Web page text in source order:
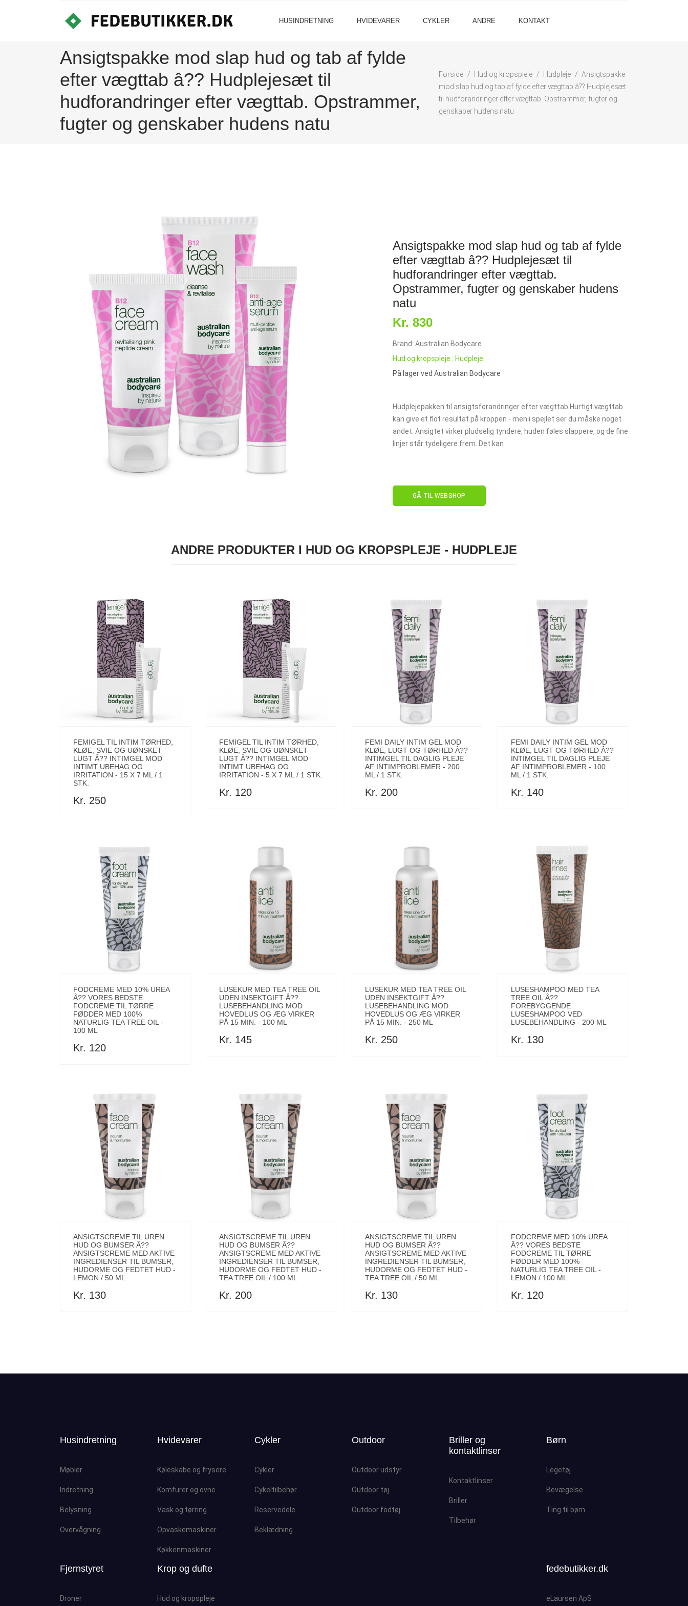
HUSINDRETNING HVIDEVARER CYKLER ANDRE KONTAKT
Ansigtspakke mod slap hud og tab af fylde
efter vægttab â?? Hudplejesæt til
hudforandringer efter vægttab. Opstrammer,
fugter og genskaber hudens natu
Forside Hud og kropspleje Hudpleje
Ansigtspakke
mod slap hud og tab af fylde efter vægttab â?? Hudplejesæt
til hudforandringer efter vægttab. Opstrammer, fugter og
genskaber hudens natu
Ansigtspakke mod slap hud og tab af fylde
efter vægttab â?? Hudplejesæt til
hudforandringer efter vægttab.
Opstrammer, fugter og genskaber hudens
natu
Kr. 830
Brand: Australian Bodycare
Hud og kropspleje : Hudpleje
På lager ved Australian Bodycare
Hudplejepakken til ansigtsforandringer efter vægttab Hurtigt vægttab
kan give et flot resultat på kroppen - men i spejlet ser du måske noget
andet. Ansigtet virker pludselig tyndere, huden føles slappere, og de fine
linjer står tydeligere frem. Det kan
GÅ TIL WEBSHOP
ANDRE PRODUKTER I HUD OG KROPSPLEJE - HUDPLEJE
FEMIGEL TIL INTIM TØRHED,
KLØE, SVIE OG UØNSKET
LUGT Â?? INTIMGEL MOD
INTIMT UBEHAG OG
IRRITATION - 15 X 7 ML / 1
STK.
Kr. 250
FEMIGEL TIL INTIM TØRHED,
KLØE, SVIE OG UØNSKET
LUGT Â?? INTIMGEL MOD
INTIMT UBEHAG OG
IRRITATION - 5 X 7 ML / 1 STK.
Kr. 120
FEMI DAILY INTIM GEL MOD
KLØE, LUGT OG TØRHED Â??
INTIMGEL TIL DAGLIG PLEJE
AF INTIMPROBLEMER - 200
ML / 1 STK.
Kr. 200
FEMI DAILY INTIM GEL MOD
KLØE, LUGT OG TØRHED Â??
INTIMGEL TIL DAGLIG PLEJE
AF INTIMPROBLEMER - 100
ML / 1 STK.
Kr. 140
FODCREME MED 10% UREA
Â?? VORES BEDSTE
FODCREME TIL TØRRE
FØDDER MED 100%
NATURLIG TEA TREE OIL -
100 ML
Kr. 120
LUSEKUR MED TEA TREE OIL
UDEN INSEKTGIFT Â??
LUSEBEHANDLING MOD
HOVEDLUS OG ÆG VIRKER
PÅ 15 MIN. - 100 ML
Kr. 145
LUSEKUR MED TEA TREE OIL
UDEN INSEKTGIFT Â??
LUSEBEHANDLING MOD
HOVEDLUS OG ÆG VIRKER
PÅ 15 MIN. - 250 ML
Kr. 250
LUSESHAMPOO MED TEA
TREE OIL Â??
FOREBYGGENDE
LUSESHAMPOO VED
LUSEBEHANDLING - 200 ML
Kr. 130
ANSIGTSCREME TIL UREN
HUD OG BUMSER Â??
ANSIGTSCREME MED AKTIVE
INGREDIENSER TIL BUMSER,
HUDORME OG FEDTET HUD -
LEMON / 50 ML
Kr. 130
ANSIGTSCREME TIL UREN
HUD OG BUMSER Â??
ANSIGTSCREME MED AKTIVE
INGREDIENSER TIL BUMSER,
HUDORME OG FEDTET HUD -
TEA TREE OIL / 100 ML
Kr. 200
ANSIGTSCREME TIL UREN
HUD OG BUMSER Â??
ANSIGTSCREME MED AKTIVE
INGREDIENSER TIL BUMSER,
HUDORME OG FEDTET HUD -
TEA TREE OIL / 50 ML
Kr. 130
FODCREME MED 10% UREA
Â?? VORES BEDSTE
FODCREME TIL TØRRE
FØDDER MED 100%
NATURLIG TEA TREE OIL -
LEMON / 100 ML
Kr. 120
Husindretning
Møbler
Indretning
Belysning
Overvågning
Hvidevarer
Køleskabe og frysere
Komfurer og ovne
Vask og tørring
Opvaskemaskiner
Køkkenmaskiner
Cykler
Cykler
Cykeltilbehør
Reservedele
Beklædning
Outdoor
Outdoor udstyr
Outdoor tøj
Outdoor fodtøj
Briller og
kontaktlinser
Kontaktlinser
Briller
Tilbehør
Børn
Legetøj
Bevægelse
Ting til børn
Fjernstyret
Droner
Krop og dufte
Hud og kropspleje
fedebutikker.dk
eLaursen ApS